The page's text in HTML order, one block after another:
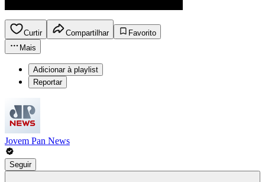
Curtir Compartilhar
Favorito
Mais
Adicionar à playlist
Reportar
Jovem Pan News
Seguir